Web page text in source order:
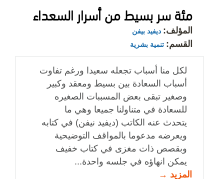
مئة سر بسيط من أسرار السعداء
المؤلف: ديفيد بيفن
القسم: تنمية بشرية
لكل منا أسباب تجعله سعيدا ورغم تفاوت
أسباب السعادة بين بسيط ومعقد وكبير
وصغير تبقى بعض المسببات الصغيره
للسعادة في متناولنا جميعا وهي ما
يتحدث عنه الكاتب (ديفيد نيفن) في كتابه
ويعرضه مدعوما بالمواقف التوضيحية
وبقصص ذات مغزى في كتاب خفيف
يمكن انهاؤه في جلسه واحدة...
المزيد →